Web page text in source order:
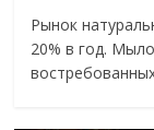
Рынок
20% в год.